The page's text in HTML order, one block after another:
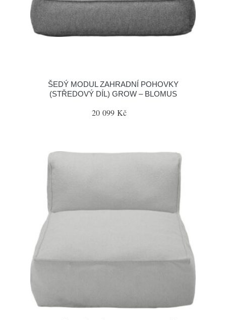
ŠEDÝ MODUL ZAHRADNÍ POHOVKY
(STŘEDOVÝ DÍL) GROW – BLOMUS
20 099 Kč